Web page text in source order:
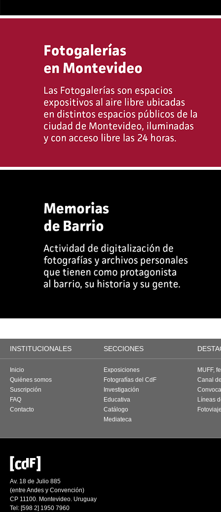
INSTITUCIONALES SECCIONES
Inicio
Quiénes somos
Suscripción
FAQ
Contacto
Exposiciones
Fotografías del CdF
Investigación
Educativa
Catálogo
Mediateca
MUFF,
Canal
Líneas
Av. 18 de Julio 885
(entre Andes y Convención)
CP 11100. Montevideo. Uruguay
Tel: [598 2] 1950 7960